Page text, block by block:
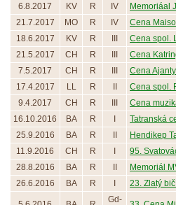
6.8.2017
KV R IV
Memoriáal
21.7.2017
MO R IV
Cena
18.6.2017
KV R
Cena spol.
21.5.2017
CH R
Cena
7.5.2017
CH R
Cena Ajanty
17.4.2017
LL R
Cena spol.
9.4.2017
CH R
Cena
16.10.2016
BA R
Tatranská
25.9.2016
BA R
Hendikep
11.9.2016
CH R
95.
28.8.2016
BA R
Memoriál
26.6.2016
BA R 23. Zlatý
Gd-